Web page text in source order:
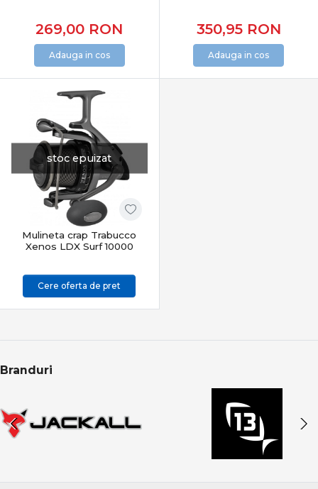
269,00 RON
Adauga in cos
350,95 RON
Adauga in cos
stoc epuizat
Mulineta crap Trabucco
Xenos LDX Surf 10000
Cere oferta de pret
Branduri